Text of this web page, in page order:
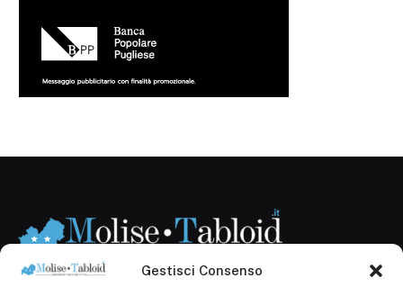
Gestisci Consenso